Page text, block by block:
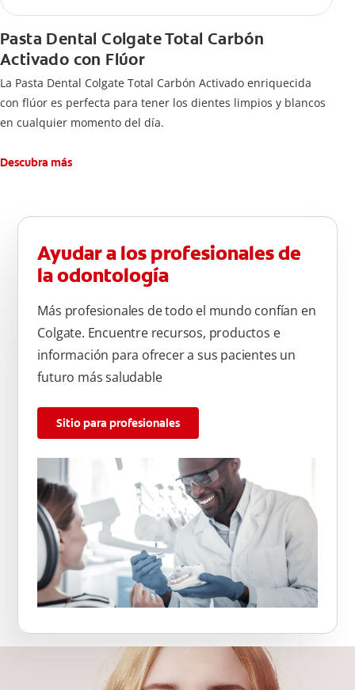
Pasta Dental Colgate Total Carbón
Activado con Flúor
La Pasta Dental Colgate Total Carbón Activado enriquecida
con flúor es perfecta para tener los dientes limpios y blancos
en cualquier momento del día.
Descubra más
Ayudar a los profesionales de
la odontología
Más profesionales de todo el mundo confían en
Colgate. Encuentre recursos, productos e
información para ofrecer a sus pacientes un
futuro más saludable
Sitio para profesionales